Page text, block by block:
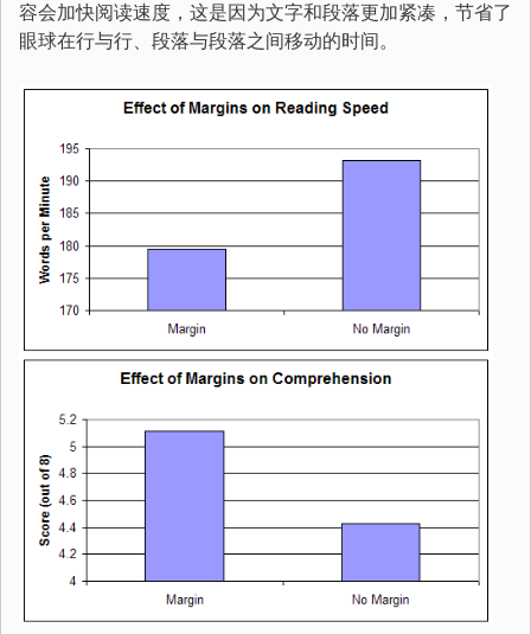
容会加快阅读速度，这是因为文字和段落更加紧凑，节省了
眼球在行与行、段落与段落之间移动的时间。